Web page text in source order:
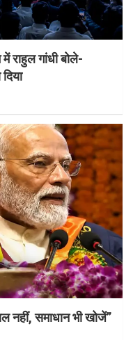
राहुल गांधी बोले-
नहीं, समाधान भी खोजें”